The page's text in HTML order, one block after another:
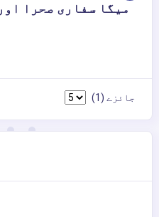
میگا سفاری صحرا
(1) جائزے